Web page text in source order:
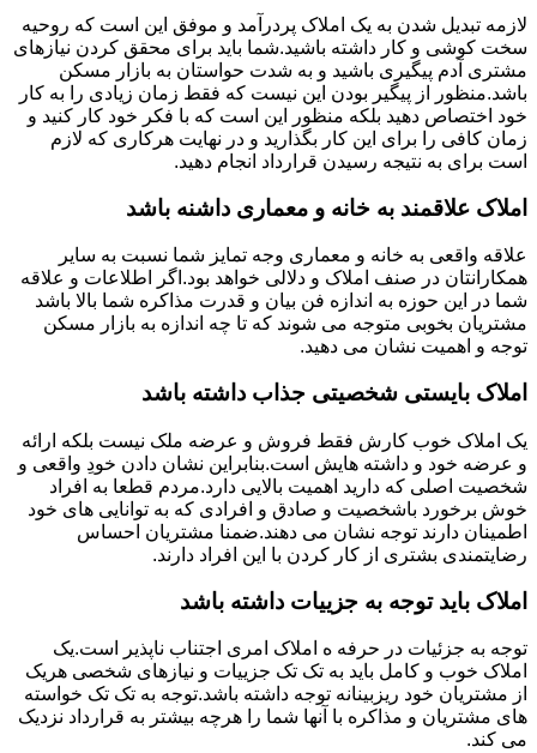
لازمه تبدیل شدن به یک املاک پردرآمد و موفق این است که روحیه
سخت کوشی و کار داشته باشید.شما باید برای محقق کردن نیازهای
مشتری آدم پیگیری باشید و به شدت حواستان به بازار مسکن
باشد.منظور از پیگیر بودن این نیست که فقط زمان زیادی را به کار
خود اختصاص دهید بلکه منظور این است که با فکر خود کار کنید و
زمان کافی را برای این کار بگذارید و در نهایت هرکاری که لازم
است برای به نتیجه رسیدن قرارداد انجام دهید.
املاک علاقمند به خانه و معماری داشنه باشد
علاقه واقعی به خانه و معماری وجه تمایز شما نسبت به سایر
همکارانتان در صنف املاک و دلالی خواهد بود.اگر اطلاعات و علاقه
شما در این حوزه به اندازه فن بیان و قدرت مذاکره شما بالا باشد
مشتریان بخوبی متوجه می شوند که تا چه اندازه به بازار مسکن
توجه و اهمیت نشان می دهید.
املاک بایستی شخصیتی جذاب داشته باشد
یک املاک خوب کارش فقط فروش و عرضه ملک نیست بلکه ارائه
و عرضه خود و داشته هایش است.بنابراین نشان دادن خودِ واقعی و
شخصیت اصلی که دارید اهمیت بالایی دارد.مردم قطعا به افراد
خوش برخورد باشخصیت و صادق و افرادی که به توانایی های خود
اطمینان دارند توجه نشان می دهند.ضمنا مشتریان احساس
رضایتمندی بشتری از کار کردن با این افراد دارند.
املاک باید توجه به جزییات داشته باشد
توجه به جزئیات در حرفه ه املاک امری اجتناب ناپذیر است.یک
املاک خوب و کامل باید به تک تک جزییات و نیازهای شخصی هریک
از مشتریان خود ریزبینانه توجه داشته باشد.توجه به تک تک خواسته
های مشتریان و مذاکره با آنها شما را هرچه بیشتر به قرارداد نزدیک
می کند.